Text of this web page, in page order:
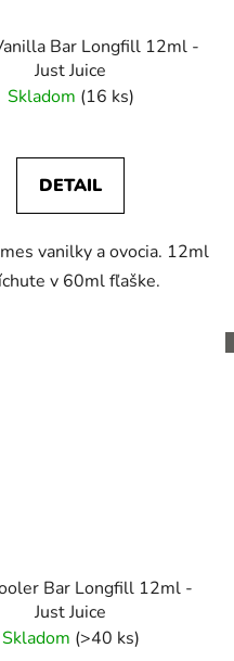
Bar Longfill 12ml -
Just Juice
Skladom (16 ks)
DETAIL
vanilky a ovocia. 12ml
v 60ml fľaške.
Bar Longfill 12ml -
Just Juice
Skladom (>40 ks)